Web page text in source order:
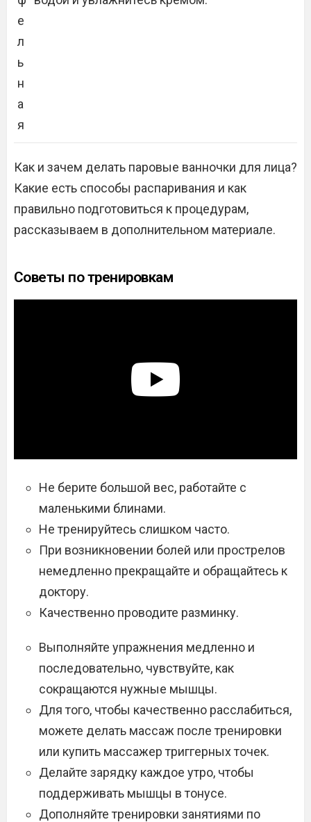
е
л
ь
н
а
я
Как и зачем делать паровые ванночки для лица?
Какие есть способы распаривания и как
правильно подготовиться к процедурам,
рассказываем в дополнительном материале.
Советы по тренировкам
Не берите большой вес, работайте с
маленькими блинами.
Не тренируйтесь слишком часто.
При возникновении болей или прострелов
немедленно прекращайте и обращайтесь к
доктору.
Качественно проводите разминку.
Выполняйте упражнения медленно и
последовательно, чувствуйте, как
сокращаются нужные мышцы.
Для того, чтобы качественно расслабиться,
можете делать массаж после тренировки
или купить массажер триггерных точек.
Делайте зарядку каждое утро, чтобы
поддерживать мышцы в тонусе.
Дополняйте тренировки занятиями по